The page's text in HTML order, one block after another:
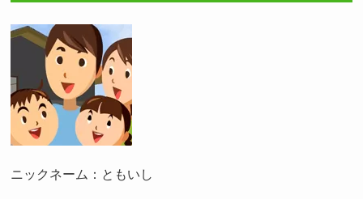
ニックネーム：ともいし